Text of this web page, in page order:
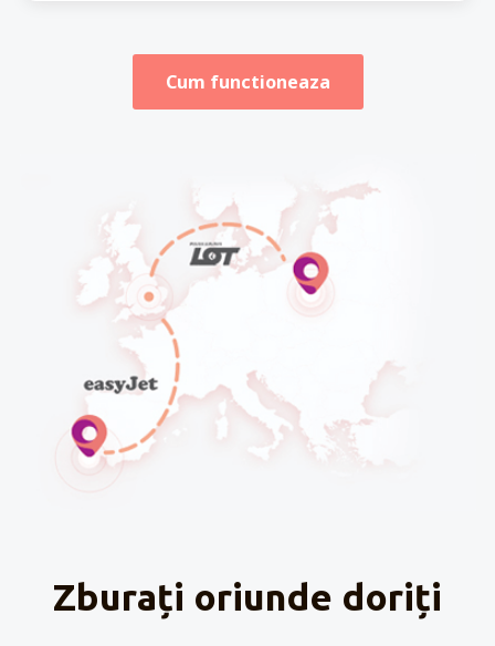
Cum functioneaza
Zburați oriunde doriți